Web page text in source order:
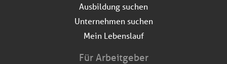
Ausbildung suchen
Unternehmen suchen
Mein Lebenslauf
Für Arbeitgeber